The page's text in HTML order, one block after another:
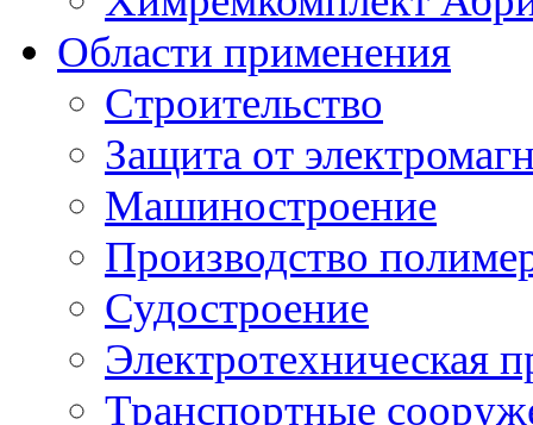
Области применения
Строительство
Защита от
Машиностроение
Производство
Судостроение
Электротехническая
Транспортные